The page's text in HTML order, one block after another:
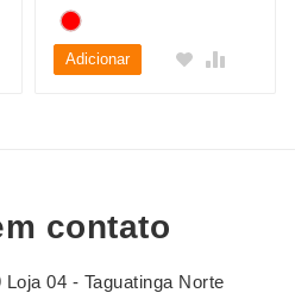
Adicionar
contato
04 - Taguatinga Norte